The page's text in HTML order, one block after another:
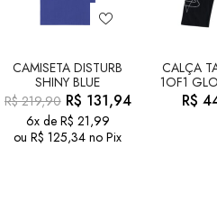
CAMISETA DISTURB
SHINY BLUE
R$219,90 R$ 131,94
6x de R$ 21,99
ou R$ 125,34 no Pix
CALÇA
1OF1
R$